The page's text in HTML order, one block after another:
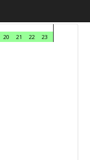
20 21 22
23